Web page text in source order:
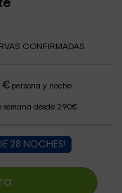
CONFIRMADAS
€persona y noche
semana desde 290€
28 NOCHES!